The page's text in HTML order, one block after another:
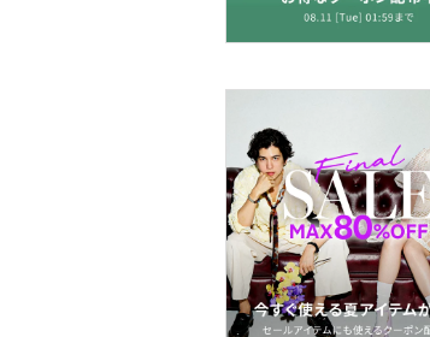
着物・浴衣・和装小物
スキンケア
ベースメイク